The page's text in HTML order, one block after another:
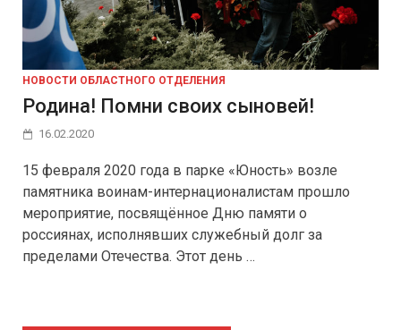
НОВОСТИ ОБЛАСТНОГО ОТДЕЛЕНИЯ
Родина! Помни своих сыновей!
16.02.2020
15 февраля 2020 года в парке «Юность» возле
памятника воинам-интернационалистам прошло
мероприятие, посвящённое Дню памяти о
россиянах, исполнявших служебный долг за
пределами Отечества. Этот день …